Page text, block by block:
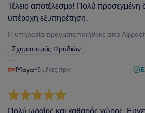
Τέλειο αποτέλεσμα! Πολύ προσεγμένη
υπέροχη εξυπηρέτηση.
Η υπηρεσία πραγματοποιήθηκε από
Σχηματισμός Φρυδιών
Maya•5 μήνες πριν
Πολύ ωραίος και καθαρός χώρος.